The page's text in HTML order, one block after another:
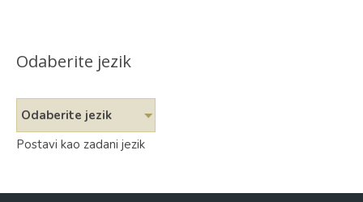
Odaberite jezik
Odaberite jezik
Postavi kao zadani jezik